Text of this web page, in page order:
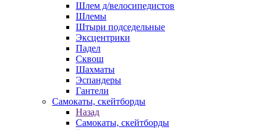
Шлем д/велосипедистов
Шлемы
Штыри подседельные
Эксцентрики
Падел
Сквош
Шахматы
Эспандеры
Гантели
Самокаты, скейтборды
Назад
Самокаты, скейтборды